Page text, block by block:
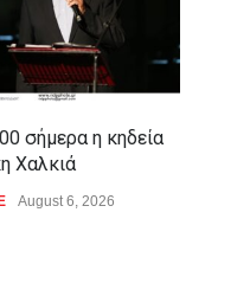
σήμερα η κηδεία
Χαλκιά
August 6, 2026